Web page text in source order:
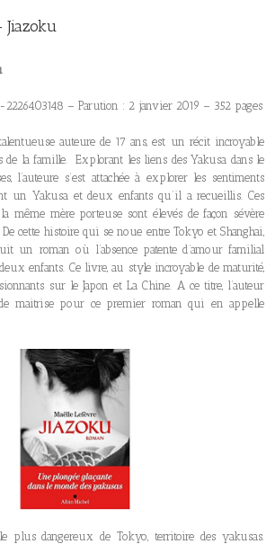
– Parution : 2 janvier 2019 – 352 pages
auteure de 17 ans, est un récit incroyable
de la famille. Explorant les liens des Yakusa dans le
l’auteure s’est attachée à explorer les sentiments
un Yakusa et deux enfants qu’il a recueillis. Ces
même mère porteuse sont élevés de façon sévère
cette histoire qui se noue entre Tokyo et Shanghai,
un roman où l’absence patente d’amour familial
enfants. Ce livre, au style incroyable de maturité,
sur le Japon et La Chine. A ce titre, l’auteur
maitrise pour ce premier roman qui en appelle
plus dangereux de Tokyo, territoire des yakusas.